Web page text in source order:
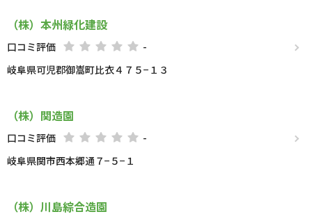
（株）本州緑化建設
口コミ評価
-
岐阜県可児郡御嵩町比衣４７５−１３
（株）関造園
口コミ評価
-
岐阜県関市西本郷通７−５−１
（株）川島綜合造園